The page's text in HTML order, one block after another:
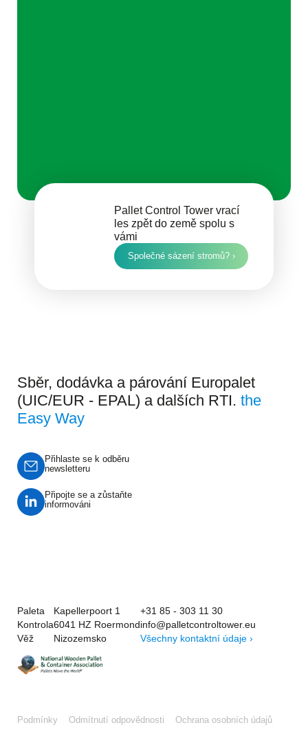
Pallet Control Tower vrací
les zpět do země spolu s
vámi
Společné sázení stromů? ›
Sběr, dodávka a párování Europalet
(UIC/EUR - EPAL) a dalších RTI. the
Easy Way
Přihlaste se k odběru
newsletteru
Připojte se a zůstaňte
informováni
Paleta
Kontrola
Věž
Kapellerpoort 1
6041 HZ Roermond
Nizozemsko
+31 85 - 303 11 30
info@palletcontroltower.eu
Všechny kontaktní údaje ›
Podmínky Odmítnutí odpovědnosti Ochrana osobních údajů